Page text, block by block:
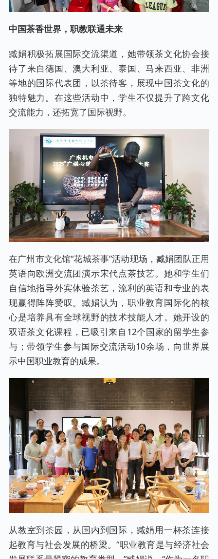
中国茶香世界，职教联通未来
臧娟积极拓展国际交流渠道，她带领茶文化协会接
待了来自德国、澳大利亚、泰国、马来西亚、非洲
等地的国际代表团，以茶待客，展现中国茶文化的
独特魅力。在这些活动中，学生不仅提升了跨文化
交流能力，还拓宽了国际视野。
在广州市文化馆“花城茶事”活动现场，臧娟团队正用
英语向欧洲交流团演示宋代点茶技艺。她和学生们
自信地指导外宾体验茶艺，流利的英语和专业的表
现赢得阵阵赞叹。臧娟认为，职业教育国际化的核
心是培养具有全球视野的技术技能人才。她开设的
双语茶文化课程，已吸引来自12个国家的留学生参
与；带领学生参与国际交流活动10余场，向世界展
示中国职业教育的成果。
从教室到茶园，从国内到国际，臧娟用一杯茶连接
起教育与社会发展的桥梁。“职业教育是与经济社会